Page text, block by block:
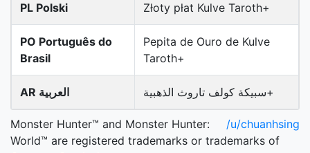
PL Polski Złoty płat Kulve Taroth+
PO Português do
Brasil
Pepita de Ouro de Kulve
Taroth+
AR العربية سبيكة كولف تاروث الذهبية+
/u/chuanhsing
Monster Hunter™ and Monster Hunter:
World™ are registered trademarks or trademarks of